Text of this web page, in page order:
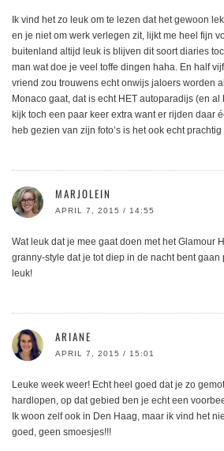
Ik vind het zo leuk om te lezen dat het gewoon
en je niet om werk verlegen zit, lijkt me heel fijn
buitenland altijd leuk is blijven dit soort diaries
man wat doe je veel toffe dingen haha. En half
vriend zou trouwens echt onwijs jaloers worden
Monaco gaat, dat is echt HET autoparadijs (en
kijk toch een paar keer extra want er rijden daar
heb gezien van zijn foto’s is het ook echt
MARJOLEIN
APRIL 7, 2015 / 14:55
Wat leuk dat je mee gaat doen met het Glamour
granny-style dat je tot diep in de nacht bent gaan
leuk!
ARIANE
APRIL 7, 2015 / 15:01
Leuke week weer! Echt heel goed dat je zo
hardlopen, op dat gebied ben je echt een
Ik woon zelf ook in Den Haag, maar ik vind het
goed, geen smoesjes!!!